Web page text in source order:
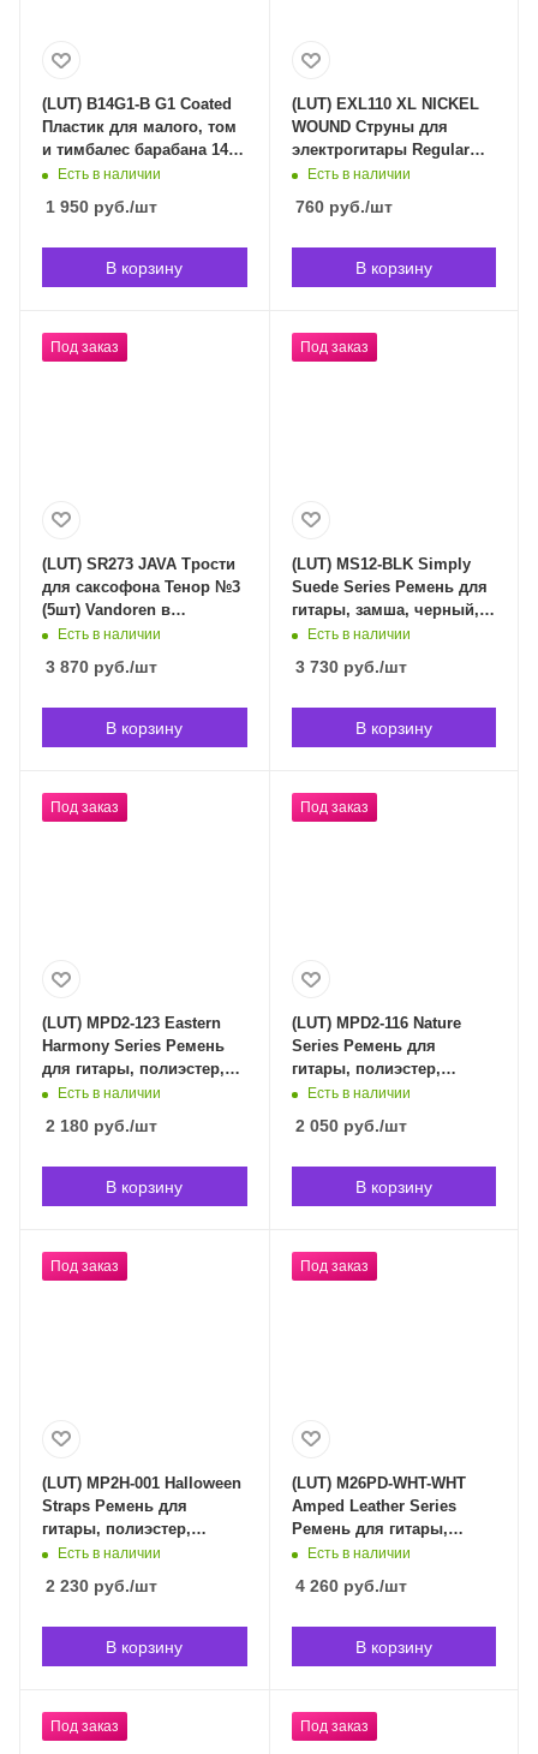
(LUT) B14G1-B G1 Coated
Пластик для малого, том
и тимбалес барабана 14",
Evans в Владивостоке
индивидуален)
Есть в наличии
1 950 руб./шт
В корзину
(LUT) EXL110 XL NICKEL
WOUND Струны для
электрогитары Regular
Light 10-46 D`Addario в
доставки индивидуален)
Есть в наличии
760руб./шт
В корзину
Под заказ
(LUT) SR273 JAVA Трости
для саксофона Тенор №3
(5шт) Vandoren в
Владивостоке (срок
Есть в наличии
3 870 руб./шт
В корзину
Под заказ
(LUT) MS12-BLK Simply
Suede Series Ремень для
гитары, замша, черный,
Levy's в Владивостоке
индивидуален)
Есть в наличии
3 730руб./шт
В корзину
Под заказ
(LUT) MPD2-123 Eastern
Harmony Series Ремень
для гитары, полиэстер,
красный дракон, Levy's в
доставки индивидуален)
Есть в наличии
2 180 руб./шт
В корзину
Под заказ
(LUT) MPD2-116 Nature
Series Ремень для
гитары, полиэстер,
сакура и снег, Levy's в
доставки индивидуален)
Есть в наличии
2 050руб./шт
В корзину
Под заказ
(LUT) MP2H-001 Halloween
Straps Ремень для
гитары, полиэстер,
фильмы ужасов, Levy's в
доставки индивидуален)
Есть в наличии
2 230 руб./шт
В корзину
Под заказ
(LUT) M26PD-WHT-WHT
Amped Leather Series
Ремень для гитары,
кожаный, белый, Levy's в
доставки индивидуален)
Есть в наличии
4 260руб./шт
В корзину
Под заказ Под заказ